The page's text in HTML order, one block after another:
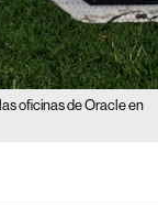
oficinas de Oracle en